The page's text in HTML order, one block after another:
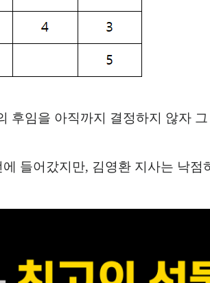
임을 아직까지 결정하지 않자
들어갔지만, 김영환 지사는 낙점